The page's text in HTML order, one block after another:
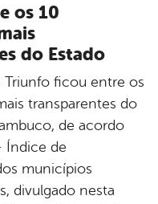
os 10
do Estado
ficou entre os
transparentes do
de acordo
Índice de
municípios
divulgado nesta